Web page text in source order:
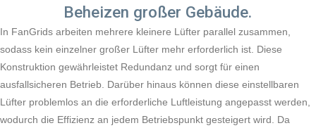
Beheizen großer Gebäude.
In FanGrids arbeiten mehrere kleinere Lüfter parallel zusammen,
sodass kein einzelner großer Lüfter mehr erforderlich ist. Diese
Konstruktion gewährleistet Redundanz und sorgt für einen
ausfallsicheren Betrieb. Darüber hinaus können diese einstellbaren
Lüfter problemlos an die erforderliche Luftleistung angepasst werden,
wodurch die Effizienz an jedem Betriebspunkt gesteigert wird. Da